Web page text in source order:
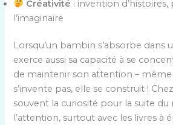
Créativité : invention
l’imaginaire
Lorsqu’un bambin s’absorbe dans
exerce aussi sa capacité à se
de maintenir son attention –
s’invente pas, elle se construit !
souvent la curiosité pour la suite
l’attention, surtout avec les livres à